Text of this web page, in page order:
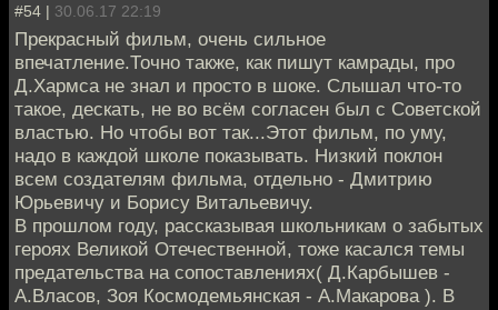
#54 | 30.06.17 22:19
Прекрасный фильм, очень сильное
впечатление.Точно также, как пишут камрады, про
Д.Хармса не знал и просто в шоке. Слышал что-то
такое, дескать, не во всём согласен был с Советской
властью. Но чтобы вот так...Этот фильм, по уму,
надо в каждой школе показывать. Низкий поклон
всем создателям фильма, отдельно - Дмитрию
Юрьевичу и Борису Витальевичу.
В прошлом году, рассказывая школьникам о забытых
героях Великой Отечественной, тоже касался темы
предательства на сопоставлениях( Д.Карбышев -
А.Власов, Зоя Космодемьянская - А.Макарова ). В